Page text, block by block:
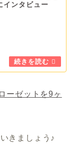
インタビュー
ーゼットを9ヶ
きましょう♪